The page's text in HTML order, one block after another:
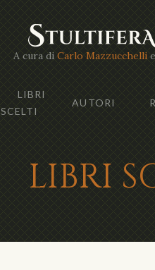
A cura di Carlo Mazzucchellie
LIBRI
SCELTI
AUTORI
LIBRI